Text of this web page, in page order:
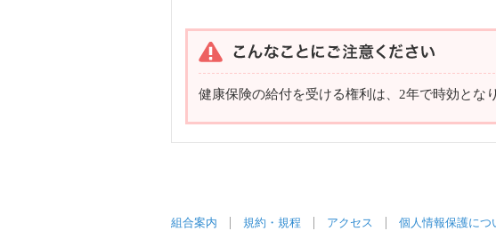
健康保険の給付を受ける権利は、2年で時効とな
組合案内 規約・規程 アクセス 個人情報保護につ